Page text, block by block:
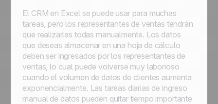
El CRM en Excel se puede usar para muchas
tareas, pero los representantes de ventas tendrán
que realizarlas todas manualmente. Los datos
que deseas almacenar en una hoja de cálculo
deben ser ingresados por los representantes de
ventas, lo cual puede volverse muy laborioso
cuando el volumen de datos de clientes aumenta
exponencialmente. Las tareas diarias de ingreso
manual de datos pueden quitar tiempo importante